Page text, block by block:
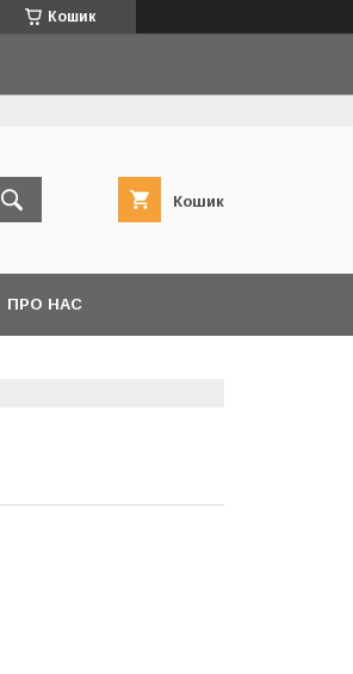
Кошик
Кошик
ПРО НАС